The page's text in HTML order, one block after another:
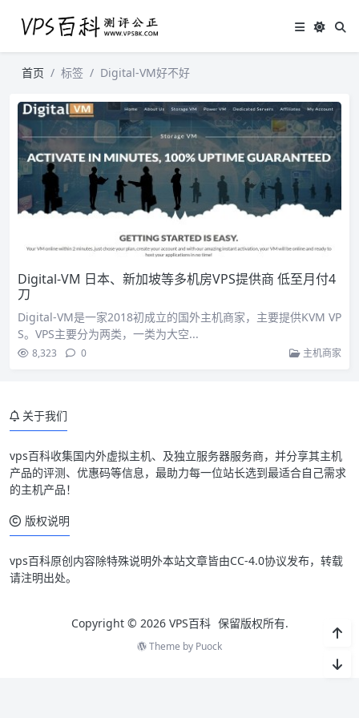
首页 标签 Digital-VM好不好
Digital-VM 日本、新加坡等多机房VPS提供商 低至月付4
刀
Digital-VM是一家2018初成立的国外主机商家，主要提供KVM VP
S。VPS主要分为两类，一类为大空...
8,323 0 主机商家
关于我们
vps百科收集国内外虚拟主机、及独立服务器服务商，并分享其主机
产品的评测、优惠码等信息，最助力每一位站长选到最适合自己需求
的主机产品！
版权说明
vps百科原创内容除特殊说明外本站文章皆由CC-4.0协议发布，转载
请注明出处。
Copyright © 2026 VPS百科 保留版权所有.
Theme by Puock